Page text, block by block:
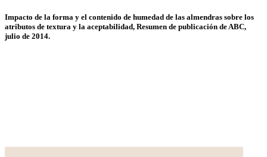
Impacto de la forma y el contenido de humedad de las almendras sobre los
atributos de textura y la aceptabilidad, Resumen de publicación de ABC,
julio de 2014.